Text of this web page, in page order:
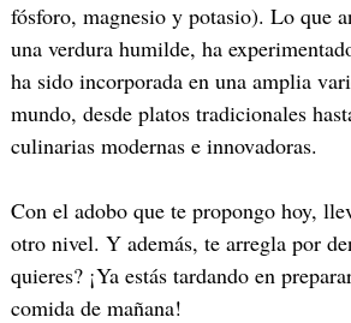
fósforo, magnesio y potasio). Lo que
una verdura humilde, ha
ha sido incorporada en una amplia
mundo, desde platos tradicionales
culinarias modernas e innovadoras.
Con el adobo que te propongo hoy,
otro nivel. Y además, te arregla por
quieres? ¡Ya estás tardando en
comida de mañana!